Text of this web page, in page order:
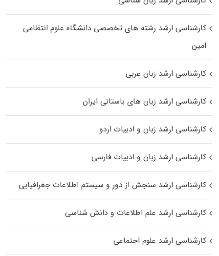
کارشناسی ارشد رﺷﺘﻪ ﻫﺎی تخصصی داﻧﺸﮕﺎه ﻋﻠﻮم انتظامی
اﻣﻴﻦ
کارشناسی ارشد زبان عربی
کارشناسی ارشد زبان‌ های باستانی ایران
کارشناسی ارشد زبان و ادبیات اردو
کارشناسی ارشد زبان و ادبیات فارسی
کارشناسی ارشد سنجش از دور و سیستم اطلاعات جغرافیایی
کارشناسی ارشد علم اطلاعات و دانش شناسی
کارشناسی ارشد علوم اجتماعی